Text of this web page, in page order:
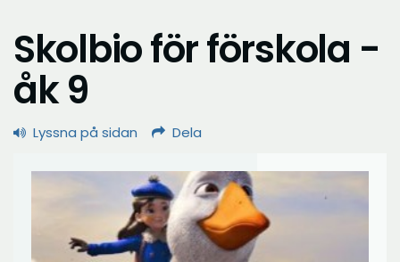
Skolbio för förskola -
åk 9
Lyssna på sidan Dela